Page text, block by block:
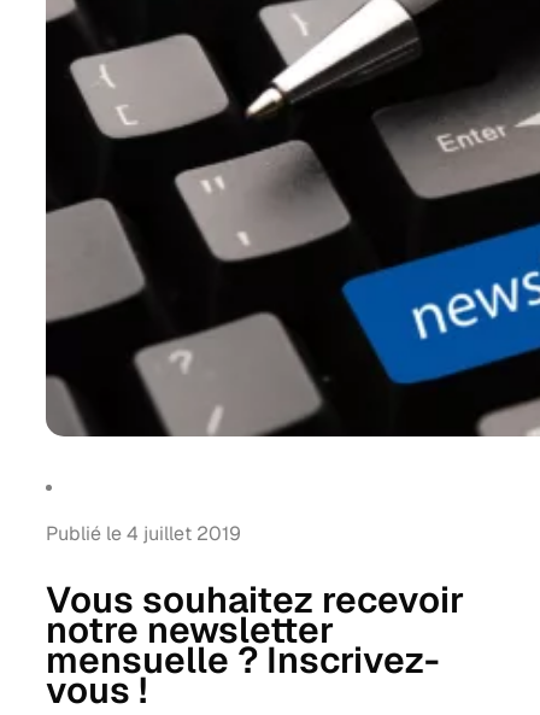
Publié le 4 juillet 2019
Vous souhaitez recevoir
notre newsletter
mensuelle ? Inscrivez-
vous !